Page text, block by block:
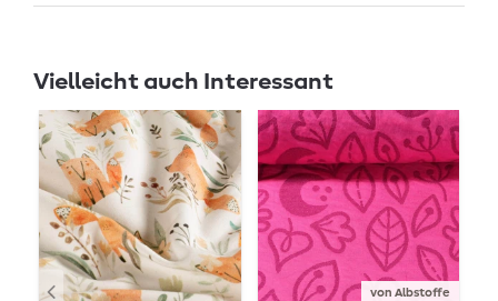
Vielleicht auch Interessant
von Albstoffe